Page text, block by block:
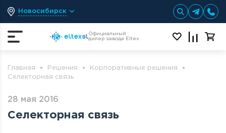
Новосибирск
Официальный
дилер завода Eltex
Главная Решения
Корпоративные решения
Селекторная связь
28 мая 2016
Селекторная связь